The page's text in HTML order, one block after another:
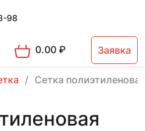
98
0.00₽ Заявка
Сетка полиэтиленовая